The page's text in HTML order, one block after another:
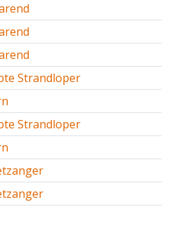
Strandloper
Strandloper